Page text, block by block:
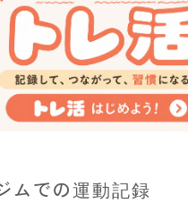
ムでの運動記録